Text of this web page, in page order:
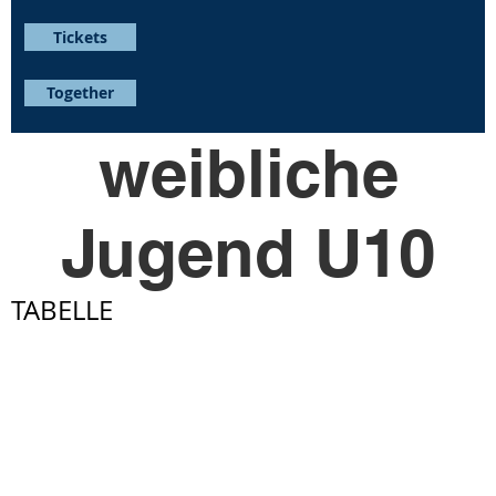
Together
Tickets
weibliche
Jugend U10
TABELLE